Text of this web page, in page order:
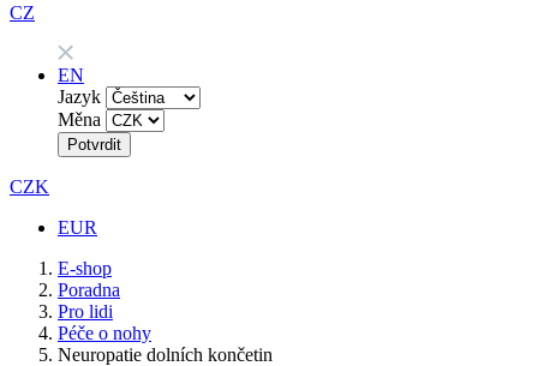
CZ
EN
Jazyk
Měna
Potvrdit
CZK
EUR
E-shop
Poradna
Pro lidi
Péče o nohy
Neuropatie dolních končetin